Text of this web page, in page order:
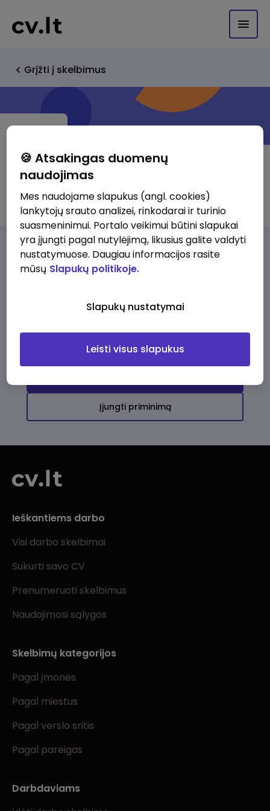
Grįžti į skelbimus
BALDORA UAB
Darbo pasiūlymaiApie musPrivalumai
darbo pasiūlymų
Įjungti priminimą
Ieškantiems darbo
Visi darbo skelbimai
Sukurti savo CV
Prenumeruoti skelbimus
Naudojimosi sąlygos
Skelbimų kategorijos
Pagal įmones
Pagal miestus
Pagal verslo sritis
Pagal pareigas
Darbdaviams
🍪 Atsakingas duomenų
naudojimas
Mes naudojame slapukus (angl. cookies)
lankytojų srauto analizei, rinkodarai ir turinio
suasmeninimui. Portalo veikimui būtini slapukai
yra įjungti pagal nutylėjimą, likusius galite valdyti
nustatymuose. Daugiau informacijos rasite
mūsų Slapukų politikoje.
Slapukų nustatymai
Leisti visus slapukus